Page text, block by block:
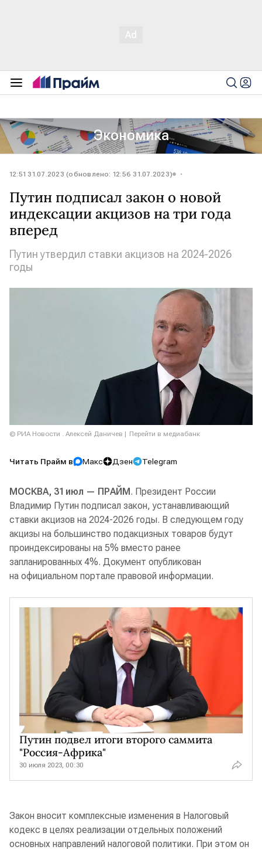
Экономика
12:51 31.07.2023 (обновлено: 12:56 31.07.2023)
Путин подписал закон о новой
индексации акцизов на три года
вперед
Путин утвердил ставки акцизов на 2024-2026
годы
© РИА Новости . Алексей Даничев Перейти в медиабанк
Читать Прайм в Макс Дзен Telegram
МОСКВА, 31 июл — ПРАЙМ. Президент России
Владимир Путин подписал закон, устанавливающий
ставки акцизов на 2024-2026 годы. В следующем году
акцизы на большинство подакцизных товаров будут
проиндексированы на 5% вместо ранее
запланированных 4%. Документ опубликован
на официальном портале правовой информации.
Путин подвел итоги второго саммита
"Россия-Африка"
30 июля 2023, 00:30
Закон вносит комплексные изменения в Налоговый
кодекс в целях реализации отдельных положений
основных направлений налоговой политики. При этом он